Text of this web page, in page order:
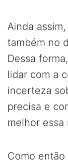
Ainda
também no
Dessa
lidar com a
incerteza
precisa e
melhor essa
Como